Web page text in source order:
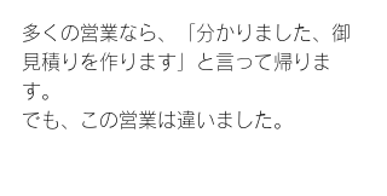
多くの営業なら、「分かりました、御
見積りを作ります」と言って帰りま
す。
でも、この営業は違いました。